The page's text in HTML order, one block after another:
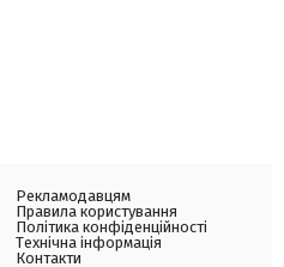
Рекламодавцям
Правила користування
Політика конфіденційності
Технічна інформація
Контакти